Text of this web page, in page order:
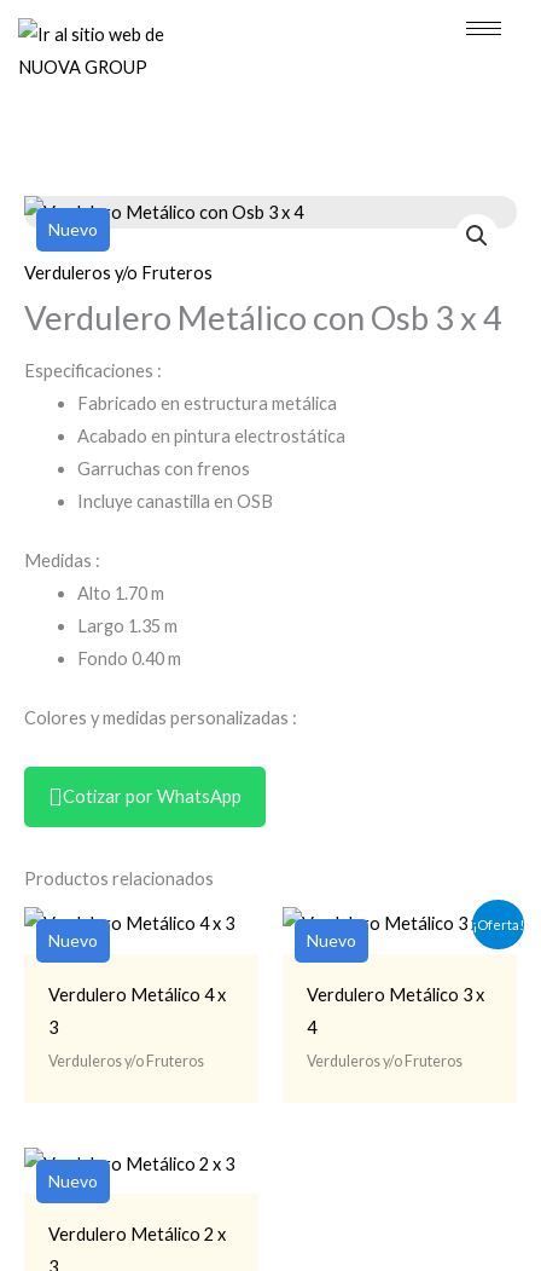
contenido
Nuevo
Verduleros y/o Fruteros
Verdulero Metálico con Osb 3 x 4
Especificaciones :
Fabricado en estructura metálica
Acabado en pintura electrostática
Garruchas con frenos
Incluye canastilla en OSB
Medidas :
Alto 1.70 m
Largo 1.35 m
Fondo 0.40 m
Colores y medidas personalizadas :
Cotizar por WhatsApp
Productos relacionados
Nuevo
Verdulero Metálico 4 x
3
Verduleros y/o Fruteros
¡Oferta!
Nuevo
Verdulero Metálico 3 x
4
Verduleros y/o Fruteros
Nuevo
Verdulero Metálico 2 x